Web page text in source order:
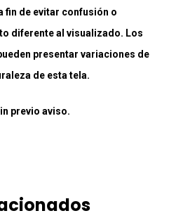
fin de evitar confusión o
diferente al visualizado. Los
presentar variaciones de
de esta tela.
previo aviso.